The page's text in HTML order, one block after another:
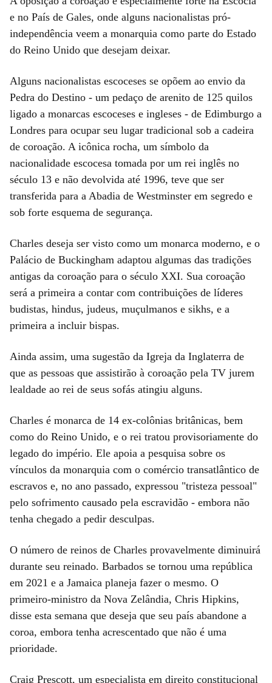
e no País de Gales, onde alguns nacionalistas pró-
independência veem a monarquia como parte do Estado
do Reino Unido que desejam deixar.
Alguns nacionalistas escoceses se opõem ao envio da
Pedra do Destino - um pedaço de arenito de 125 quilos
ligado a monarcas escoceses e ingleses - de Edimburgo a
Londres para ocupar seu lugar tradicional sob a cadeira
de coroação. A icônica rocha, um símbolo da
nacionalidade escocesa tomada por um rei inglês no
século 13 e não devolvida até 1996, teve que ser
transferida para a Abadia de Westminster em segredo e
sob forte esquema de segurança.
Charles deseja ser visto como um monarca moderno, e o
Palácio de Buckingham adaptou algumas das tradições
antigas da coroação para o século XXI. Sua coroação
será a primeira a contar com contribuições de líderes
budistas, hindus, judeus, muçulmanos e sikhs, e a
primeira a incluir bispas.
Ainda assim, uma sugestão da Igreja da Inglaterra de
que as pessoas que assistirão à coroação pela TV jurem
lealdade ao rei de seus sofás atingiu alguns.
Charles é monarca de 14 ex-colônias britânicas, bem
como do Reino Unido, e o rei tratou provisoriamente do
legado do império. Ele apoia a pesquisa sobre os
vínculos da monarquia com o comércio transatlântico de
escravos e, no ano passado, expressou "tristeza pessoal"
pelo sofrimento causado pela escravidão - embora não
tenha chegado a pedir desculpas.
O número de reinos de Charles provavelmente diminuirá
durante seu reinado. Barbados se tornou uma república
em 2021 e a Jamaica planeja fazer o mesmo. O
primeiro-ministro da Nova Zelândia, Chris Hipkins,
disse esta semana que deseja que seu país abandone a
coroa, embora tenha acrescentado que não é uma
prioridade.
Craig Prescott, um especialista em direito constitucional